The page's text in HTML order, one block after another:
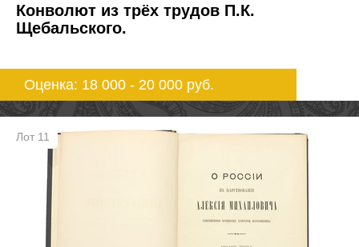
Конволют из трёх трудов П.К.
Щебальского.
Оценка: 18 000 - 20 000 руб.
Лот 11